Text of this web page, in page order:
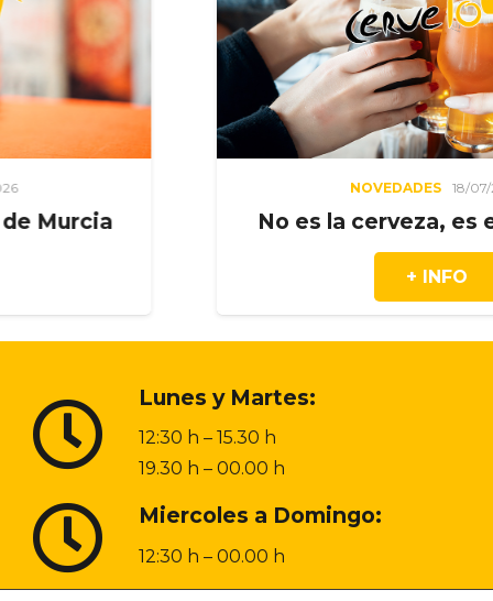
18/07/2026
No es la cerveza, es el
Lunes y Martes:
12:30 h – 15.30 h
19.30 h – 00.00 h
Miercoles a Domingo:
12:30 h – 00.00 h